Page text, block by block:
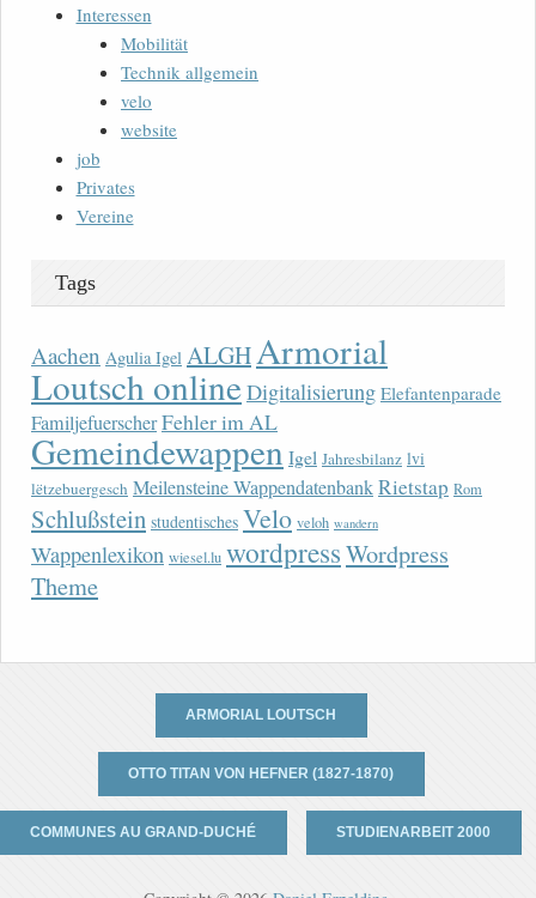
Interessen
Mobilität
Technik allgemein
velo
website
job
Privates
Vereine
Tags
Aachen Agulia Igel ALGHArmorial
Loutsch onlineDigitalisierung Elefantenparade
FamiljefuerscherFehler im AL
Gemeindewappen Igel Jahresbilanz lvi
lëtzebuergesch Meilensteine WappendatenbankRietstap Rom
Schlußstein studentisches Velo veloh wandern
Wappenlexikon wiesel.lu wordpressWordpress
Theme
ARMORIAL LOUTSCH
OTTO TITAN VON HEFNER (1827-1870)
COMMUNES AU GRAND-DUCHÉ STUDIENARBEIT 2000